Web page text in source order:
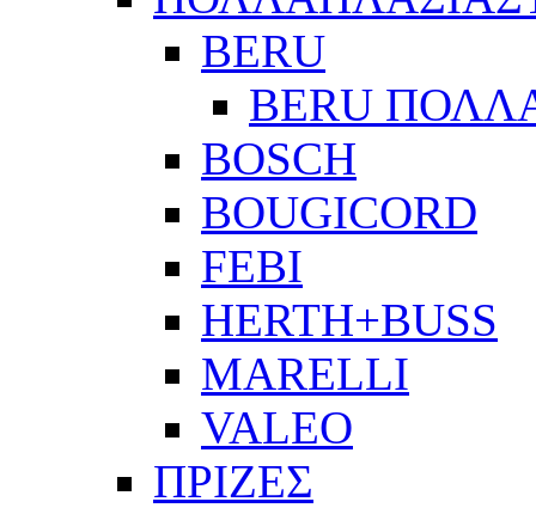
BERU
BERU
BOSCH
BOUGICORD
FEBI
HERTH+BUSS
MARELLI
VALEO
ΠΡΙΖΕΣ